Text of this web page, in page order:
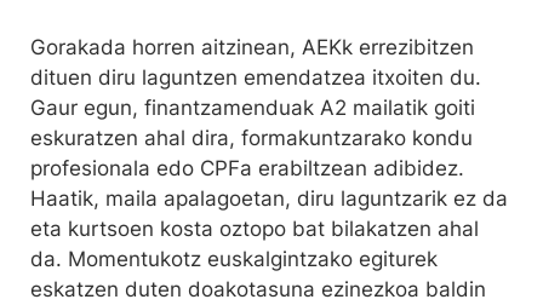
Gorakada horren aitzinean, AEKk errezibitzen
dituen diru laguntzen emendatzea itxoiten du.
Gaur egun, finantzamenduak A2 mailatik goiti
eskuratzen ahal dira, formakuntzarako kondu
profesionala edo CPFa erabiltzean adibidez.
Haatik, maila apalagoetan, diru laguntzarik ez da
eta kurtsoen kosta oztopo bat bilakatzen ahal
da. Momentukotz euskalgintzako egiturek
eskatzen duten doakotasuna ezinezkoa baldin